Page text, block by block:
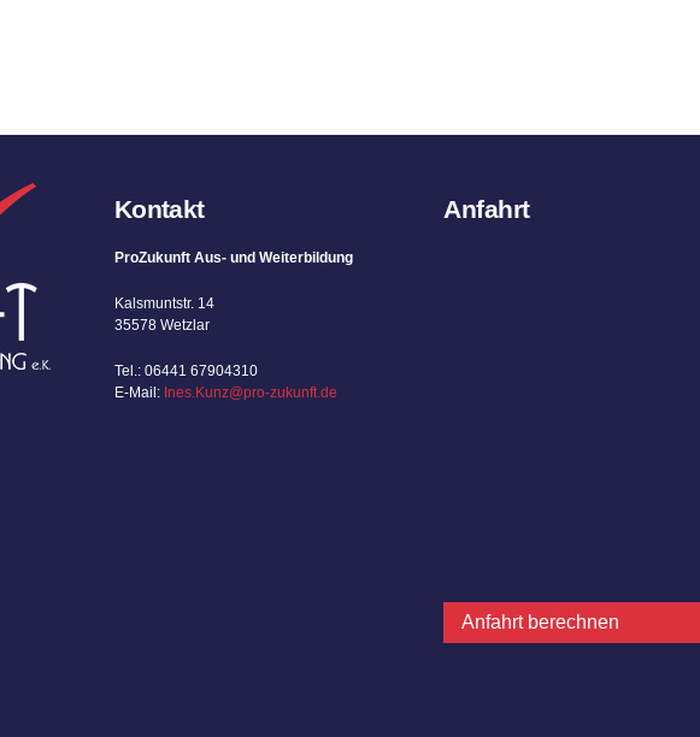
Kontakt
ProZukunft Aus- und Weiterbildung
Kalsmuntstr. 14
35578 Wetzlar
Tel.: 06441 67904310
E-Mail: Ines.Kunz@pro-zukunft.de
Anfahrt
Anfahrt berechnen